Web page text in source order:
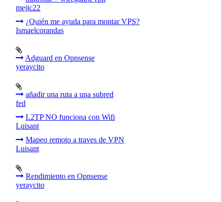
mejic22
¿Quién me ayuda para montar VPS?
Ismaelcorandas
Adguard en Opnsense
yeraycito
añadir una ruta a una subred
fed
L2TP NO funciona con Wifi
Luisant
Mapeo remoto a traves de VPN
Luisant
Rendimiento en Opnsense
yeraycito